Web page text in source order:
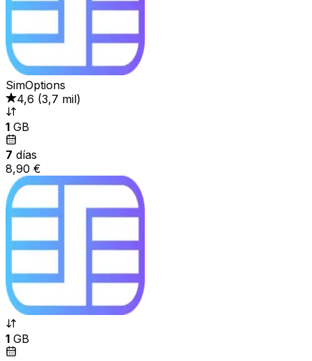
SimOptions
4,6 (3,7 mil)
1 GB
7 días
8,90 €
1 GB